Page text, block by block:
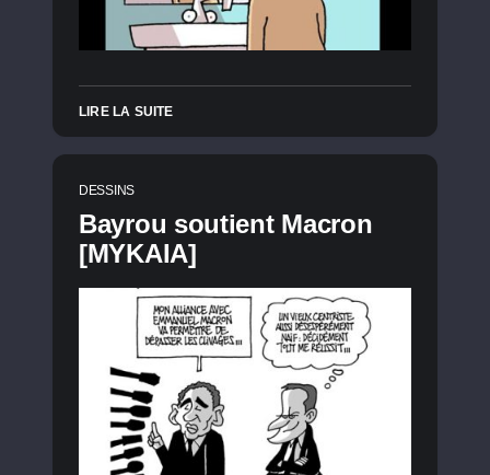
LIRE LA SUITE
DESSINS
Bayrou soutient Macron
[MYKAIA]